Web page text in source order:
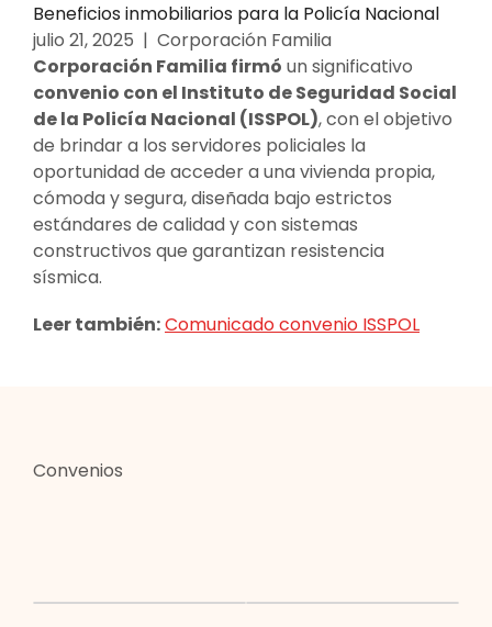
Beneficios inmobiliarios para la Policía Nacional
julio 21, 2025 | Corporación Familia
Corporación Familia firmó un significativo
convenio con el Instituto de Seguridad Social
de la Policía Nacional (ISSPOL), con el objetivo
de brindar a los servidores policiales la
oportunidad de acceder a una vivienda propia,
cómoda y segura, diseñada bajo estrictos
estándares de calidad y con sistemas
constructivos que garantizan resistencia
sísmica.
Leer también:Comunicado convenio ISSPOL
Convenios